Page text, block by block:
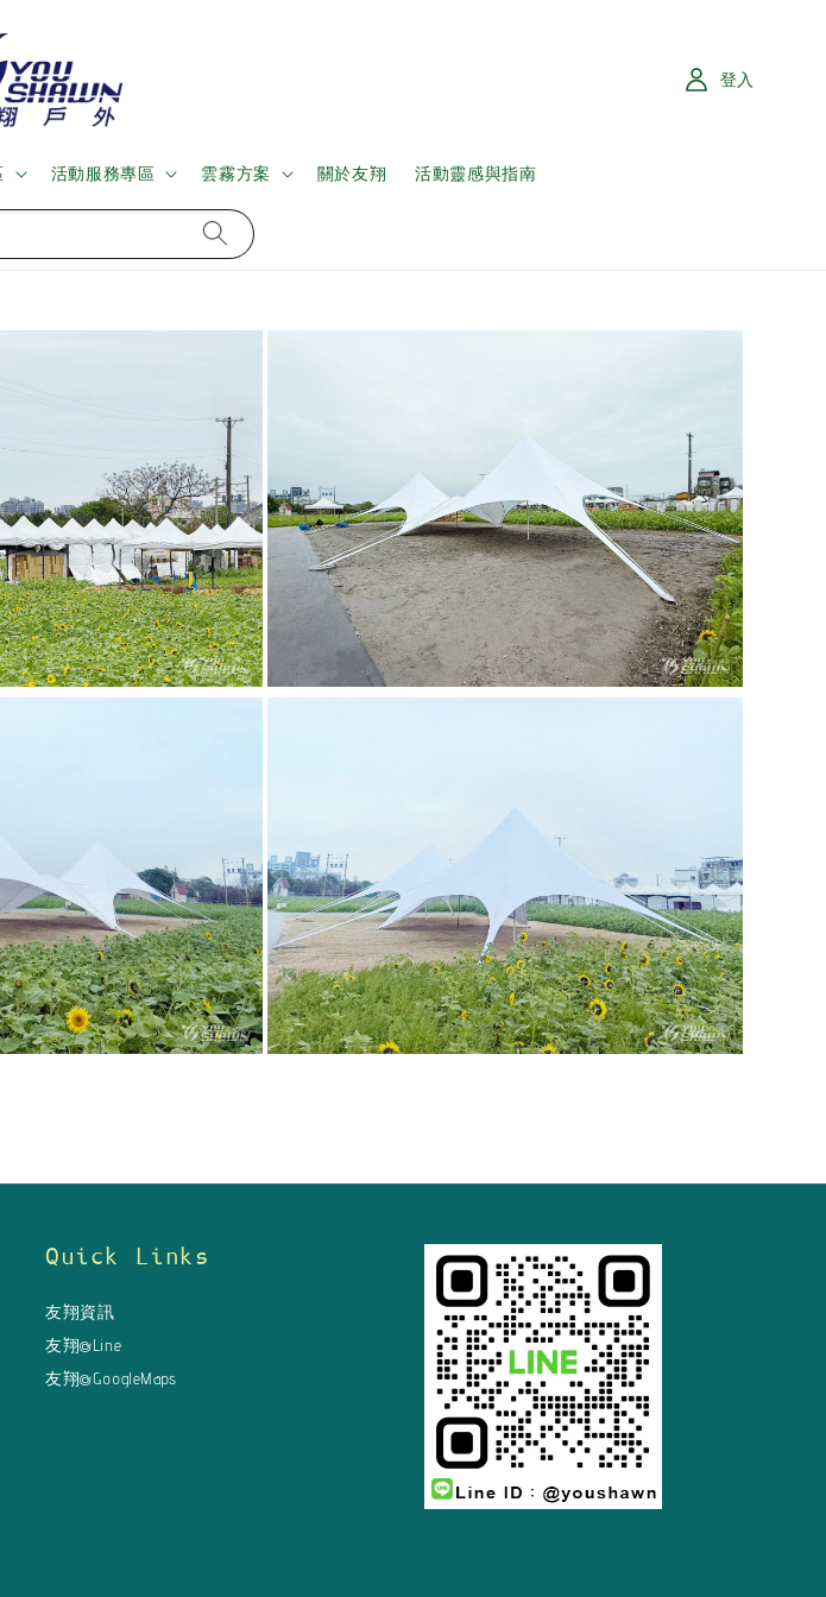
活動服務專區 雲霧方案 關於友翔 活動靈感與指南
登入
Quick Links
友翔資訊
友翔@Line
友翔@GoogleMaps